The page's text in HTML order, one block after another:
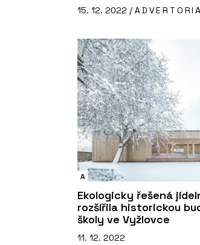
15. 12. 2022 /
A
Ekologicky řešená
rozšířila historickou
školy ve Vyžlovce
11. 12. 2022